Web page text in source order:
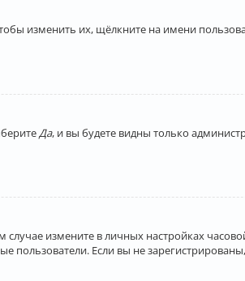
изменить их, щёлкните на имени
Да, и вы будете видны только
измените в личных настройках
пользователи. Если вы не